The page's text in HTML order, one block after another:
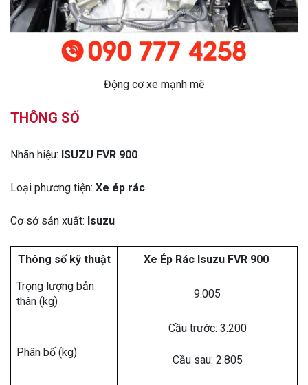
Động cơ xe mạnh mẽ
THÔNG SỐ
Nhãn hiệu: ISUZU FVR 900
Loại phương tiện: Xe ép rác
Cơ sở sản xuất: Isuzu
Thông số kỹ thuật Xe Ép Rác Isuzu FVR 900
Trọng lượng bản
thân (kg)
9.005
Phân bố (kg)
Cầu trước: 3.200
Cầu sau: 2.805